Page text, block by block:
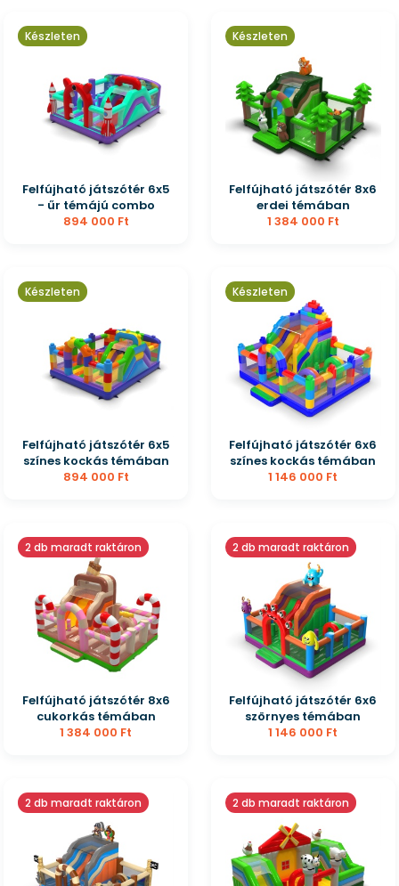
Készleten
Felfújható játszótér 6x5
- űr témájú combo
894 000 Ft
Készleten
Felfújható játszótér 8x6
erdei témában
1 384 000 Ft
Készleten
Felfújható játszótér 6x5
színes kockás témában
894 000 Ft
Készleten
Felfújható játszótér 6x6
színes kockás témában
1 146 000 Ft
2 db maradt raktáron
Felfújható játszótér 8x6
cukorkás témában
1 384 000 Ft
2 db maradt raktáron
Felfújható játszótér 6x6
szörnyes témában
1 146 000 Ft
2 db maradt raktáron 2 db maradt raktáron